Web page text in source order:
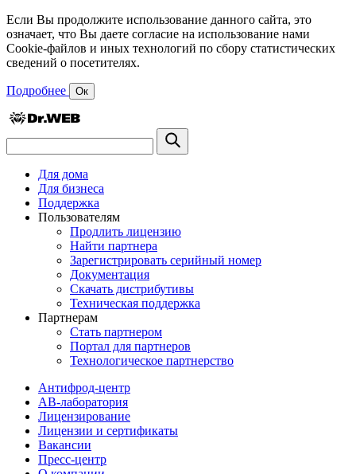
Если Вы продолжите использование данного сайта, это
означает, что Вы даете согласие на использование нами
Cookie-файлов и иных технологий по сбору статистических
сведений о посетителях.
Подробнее Ок
Для дома
Для бизнеса
Поддержка
Пользователям
Продлить лицензию
Найти партнера
Зарегистрировать серийный номер
Документация
Скачать дистрибутивы
Техническая поддержка
Партнерам
Стать партнером
Портал для партнеров
Технологическое партнерство
Антифрод-центр
АВ-лаборатория
Лицензирование
Лицензии и сертификаты
Вакансии
Пресс-центр